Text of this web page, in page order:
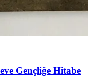
Gençliğe Hitabe